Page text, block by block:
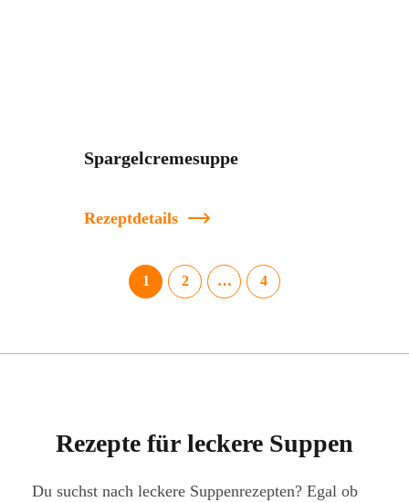
Spargelcremesuppe
Rezeptdetails
1 2 … 4
Rezepte für leckere Suppen
Du suchst nach leckere Suppenrezepten? Egal ob